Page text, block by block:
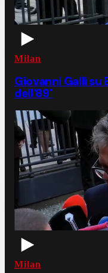
Milan
Giovanni Galli su
dell'89"
Milan